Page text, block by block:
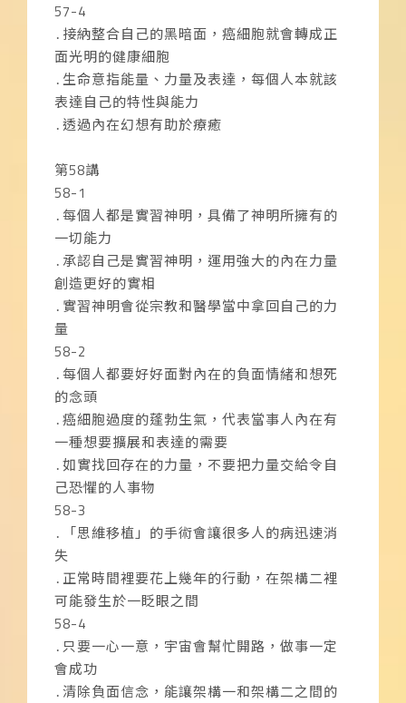
57-4
․接納整合自己的黑暗面，癌細胞就會轉成正
面光明的健康細胞
․生命意指能量、力量及表達，每個人本就該
表達自己的特性與能力
․透過內在幻想有助於療癒
第58講
58-1
․每個人都是實習神明，具備了神明所擁有的
一切能力
․承認自己是實習神明，運用強大的內在力量
創造更好的實相
․實習神明會從宗教和醫學當中拿回自己的力
量
58-2
․每個人都要好好面對內在的負面情緒和想死
的念頭
․癌細胞過度的蓬勃生氣，代表當事人內在有
一種想要擴展和表達的需要
․如實找回存在的力量，不要把力量交給令自
己恐懼的人事物
58-3
․「思維移植」的手術會讓很多人的病迅速消
失
․正常時間裡要花上幾年的行動，在架構二裡
可能發生於一眨眼之間
58-4
․只要一心一意，宇宙會幫忙開路，做事一定
會成功
․清除負面信念，能讓架構一和架構二之間的